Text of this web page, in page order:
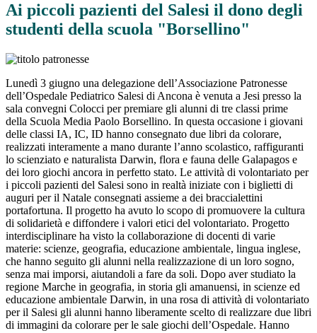
Ai piccoli pazienti del Salesi il dono degli
studenti della scuola "Borsellino"
Lunedì 3 giugno una delegazione dell’Associazione Patronesse
dell’Ospedale Pediatrico Salesi di Ancona è venuta a Jesi presso la
sala convegni Colocci per premiare gli alunni di tre classi prime
della Scuola Media Paolo Borsellino. In questa occasione i giovani
delle classi IA, IC, ID hanno consegnato due libri da colorare,
realizzati interamente a mano durante l’anno scolastico, raffiguranti
lo scienziato e naturalista Darwin, flora e fauna delle Galapagos e
dei loro giochi ancora in perfetto stato. Le attività di volontariato per
i piccoli pazienti del Salesi sono in realtà iniziate con i biglietti di
auguri per il Natale consegnati assieme a dei braccialettini
portafortuna. Il progetto ha avuto lo scopo di promuovere la cultura
di solidarietà e diffondere i valori etici del volontariato. Progetto
interdisciplinare ha visto la collaborazione di docenti di varie
materie: scienze, geografia, educazione ambientale, lingua inglese,
che hanno seguito gli alunni nella realizzazione di un loro sogno,
senza mai imporsi, aiutandoli a fare da soli. Dopo aver studiato la
regione Marche in geografia, in storia gli amanuensi, in scienze ed
educazione ambientale Darwin, in una rosa di attività di volontariato
per il Salesi gli alunni hanno liberamente scelto di realizzare due libri
di immagini da colorare per le sale giochi dell’Ospedale. Hanno